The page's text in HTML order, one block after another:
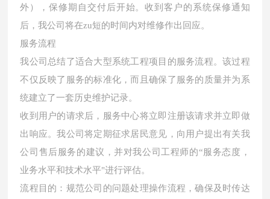
外），保修期自交付后开始。收到客户的系统保修通知
后，我公司将在zu短的时间内对维修作出回应。
服务流程
我公司总结了适合大型系统工程项目的服务流程。该过程
不仅反映了服务的标准化，而且确保了服务的质量并为系
统建立了一套历史维护记录。
收到用户的请求后，服务中心将立即注册该请求并立即做
出响应。我公司将定期征求居民意见，向用户提出有关我
公司售后服务的建议，并对我公司工程师的“服务态度，
业务水平和技术水平"进行评估。
流程目的：规范公司的问题处理操作流程，确保及时传达